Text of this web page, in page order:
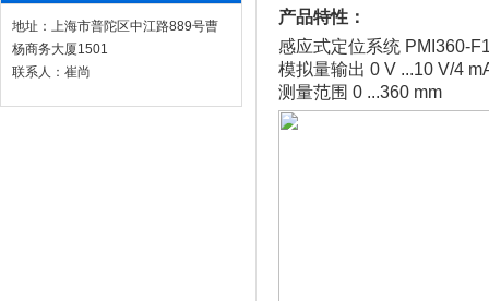
地址：上海市普陀区中江路889号曹
杨商务大厦1501
联系人：崔尚
产品特性：
感应式定位系统 PMI360-
模拟量输出 0 V ...10 V/4
测量范围 0 ...360 mm